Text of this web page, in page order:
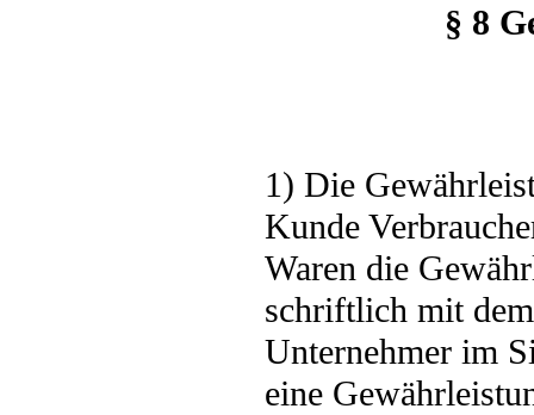
§ 8
1) Die
Kunde
Waren die
schriftlich mit
Unternehmer im
eine